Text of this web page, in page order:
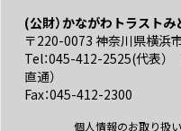
(公財）かながわトラストみ
〒220-0073 神奈川県横浜
Tel：045-412-2525(代表
直通）
Fax：045-412-2300
個人情報のお取り扱